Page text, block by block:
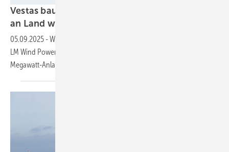
Vestas baut Großwindradflügel für Windparks
an Land wieder mehr
05.09.2025 -Windturbinenbauer hat polnische Rotorblattfabrik von
LM Wind Power übernommen, um sich Kapazitäten für die 7,2-
Megawatt-Anlage V172 zu